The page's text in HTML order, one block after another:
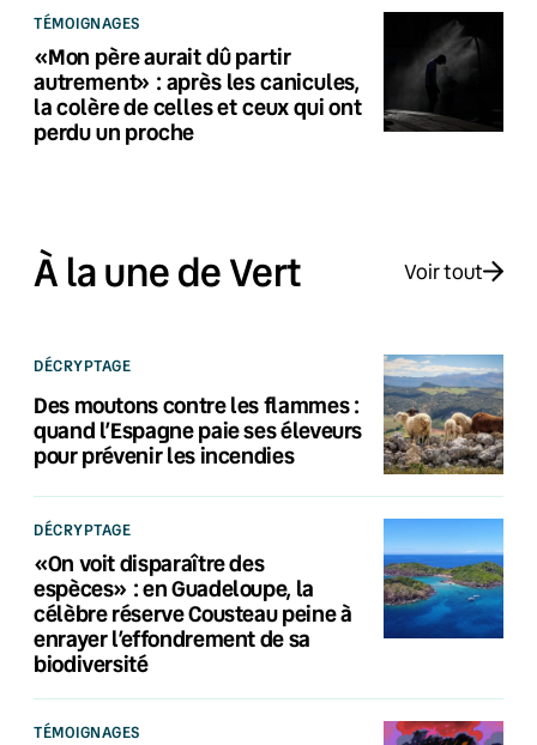
TÉMOIGNAGES
«Mon père aurait dû partir
autrement» : après les canicules,
la colère de celles et ceux qui ont
perdu un proche
À la une de Vert Voir tout
DÉCRYPTAGE
Des moutons contre les flammes :
quand l’Espagne paie ses éleveurs
pour prévenir les incendies
DÉCRYPTAGE
«On voit disparaître des
espèces» : en Guadeloupe, la
célèbre réserve Cousteau peine à
enrayer l’effondrement de sa
biodiversité
TÉMOIGNAGES